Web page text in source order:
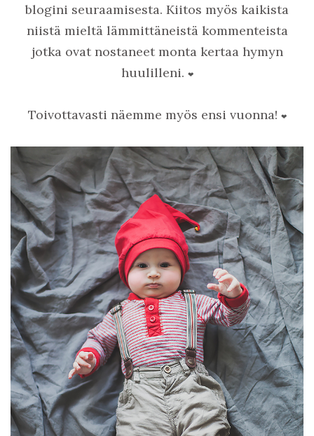
blogini seuraamisesta. Kiitos myös kaikista
niistä mieltä lämmittäneistä kommenteista
jotka ovat nostaneet monta kertaa hymyn
huulilleni. ❤
Toivottavasti näemme myös ensi vuonna! ❤